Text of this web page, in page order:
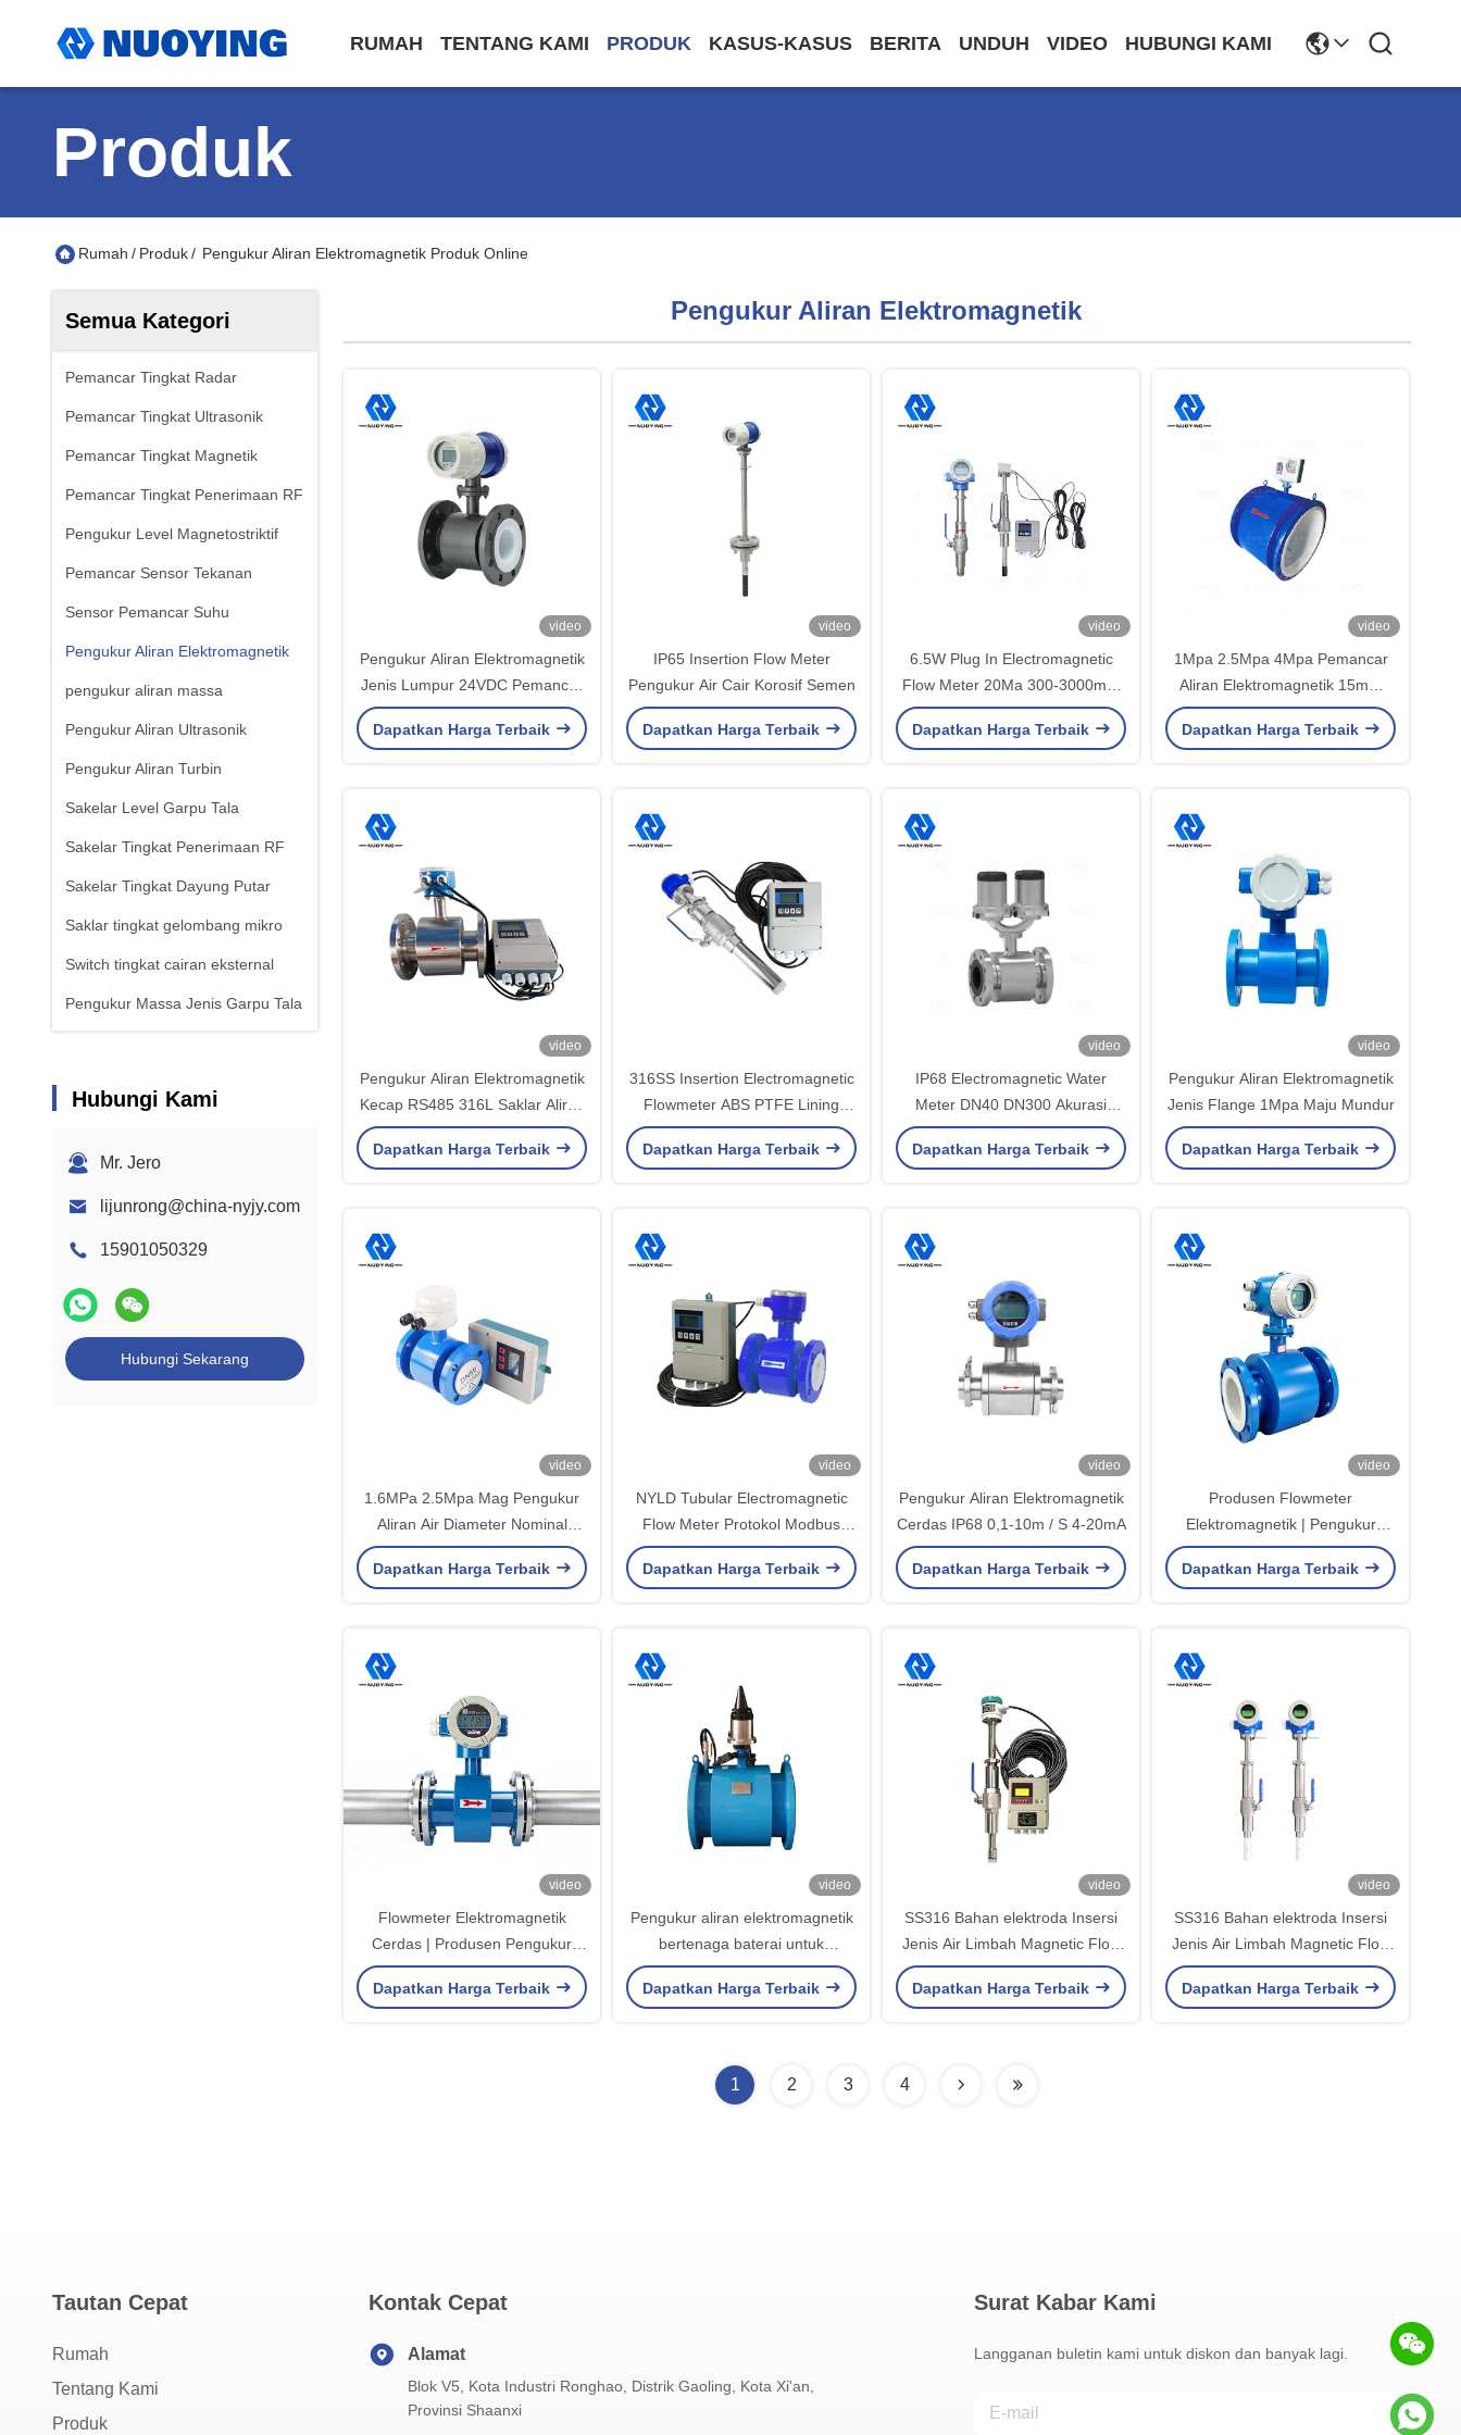
RUMAH TENTANG KAMI PRODUK KASUS-KASUS BERITA UNDUH VIDEO HUBUNGI KAMI
Produk
Rumah / Produk/ Pengukur Aliran Elektromagnetik Produk Online
Semua Kategori
Pemancar Tingkat Radar
Pemancar Tingkat Ultrasonik
Pemancar Tingkat Magnetik
Pemancar Tingkat Penerimaan RF
Pengukur Level Magnetostriktif
Pemancar Sensor Tekanan
Sensor Pemancar Suhu
Pengukur Aliran Elektromagnetik
pengukur aliran massa
Pengukur Aliran Ultrasonik
Pengukur Aliran Turbin
Sakelar Level Garpu Tala
Sakelar Tingkat Penerimaan RF
Sakelar Tingkat Dayung Putar
Saklar tingkat gelombang mikro
Switch tingkat cairan eksternal
Pengukur Massa Jenis Garpu Tala
Hubungi Kami
Mr. Jero
lijunrong@china-nyjy.com
15901050329
Hubungi Sekarang
Pengukur Aliran Elektromagnetik
video
Pengukur Aliran Elektromagnetik
Jenis Lumpur 24VDC Pemancar
Aliran Magnetik
Dapatkan Harga Terbaik
video
IP65 Insertion Flow Meter
Pengukur Air Cair Korosif Semen
Dapatkan Harga Terbaik
video
6.5W Plug In Electromagnetic
Flow Meter 20Ma 300-3000mm
Insertion Probe Flow Meter
Dapatkan Harga Terbaik
video
1Mpa 2.5Mpa 4Mpa Pemancar
Aliran Elektromagnetik 15mm
Hingga 800mm
Dapatkan Harga Terbaik
video
Pengukur Aliran Elektromagnetik
Kecap RS485 316L Saklar Aliran
Elektromagnetik
Dapatkan Harga Terbaik
316SS Insertion Electromagnetic
Flowmeter ABS PTFE Lining
IP67
Dapatkan Harga Terbaik
video
IP68 Electromagnetic Water
Meter DN40 DN300 Akurasi
Pengukuran Tinggi
Dapatkan Harga Terbaik
video
Pengukur Aliran Elektromagnetik
Jenis Flange 1Mpa Maju Mundur
Dapatkan Harga Terbaik
video
1.6MPa 2.5Mpa Mag Pengukur
Aliran Air Diameter Nominal
Elektromagnetik
Dapatkan Harga Terbaik
video
NYLD Tubular Electromagnetic
Flow Meter Protokol Modbus
Keandalan Tinggi
Dapatkan Harga Terbaik
video
Pengukur Aliran Elektromagnetik
Cerdas IP68 0,1-10m / S 4-20mA
Dapatkan Harga Terbaik
video
Produsen Flowmeter
Elektromagnetik | Pengukur
Aliran Magnetik Industri Khusus
Dapatkan Harga Terbaik
video
Flowmeter Elektromagnetik
Cerdas | Produsen Pengukur
Aliran Elektromagnetik Industri
Dapatkan Harga Terbaik
video
Pengukur aliran elektromagnetik
bertenaga baterai untuk
pengukuran yang andal
Dapatkan Harga Terbaik
video
SS316 Bahan elektroda Insersi
Jenis Air Limbah Magnetic Flow
Meter Powered Plug-in
Electromagnetic Flow Meter
Dapatkan Harga Terbaik
video
SS316 Bahan elektroda Insersi
Jenis Air Limbah Magnetic Flow
Meter Powered Plug-in
Electromagnetic Flow Meter
Dapatkan Harga Terbaik
1 2 3 4
Tautan Cepat
Rumah
Tentang Kami
Produk
Kontak Cepat
Alamat
Blok V5, Kota Industri Ronghao, Distrik Gaoling, Kota Xi'an,
Provinsi Shaanxi
Surat Kabar Kami
Langganan buletin kami untuk diskon dan banyak lagi.